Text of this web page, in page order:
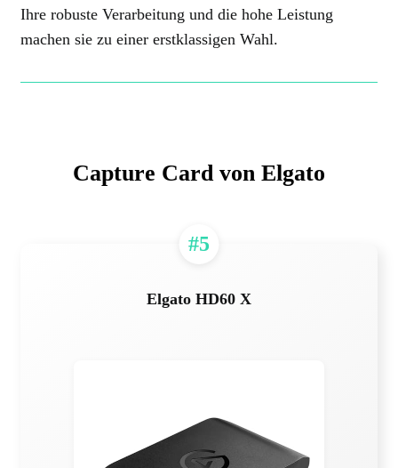
Ihre robuste Verarbeitung und die hohe Leistung
machen sie zu einer erstklassigen Wahl.
Capture Card von Elgato
#5
Elgato HD60 X